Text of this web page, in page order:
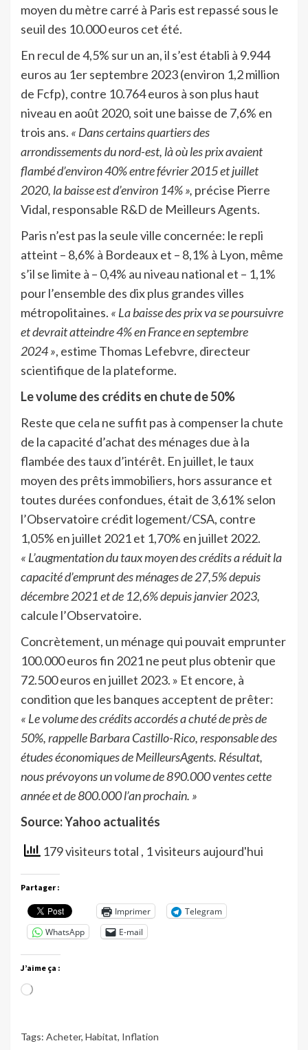
moyen du mètre carré à Paris est repassé sous le
seuil des 10.000 euros cet été.
En recul de 4,5% sur un an, il s’est établi à 9.944
euros au 1er septembre 2023 (environ 1,2 million
de Fcfp), contre 10.764 euros à son plus haut
niveau en août 2020, soit une baisse de 7,6% en
trois ans. « Dans certains quartiers des
arrondissements du nord-est, là où les prix avaient
flambé d’environ 40% entre février 2015 et juillet
2020, la baisse est d’environ 14% », précise Pierre
Vidal, responsable R&D de Meilleurs Agents.
Paris n’est pas la seule ville concernée: le repli
atteint – 8,6% à Bordeaux et – 8,1% à Lyon, même
s’il se limite à – 0,4% au niveau national et – 1,1%
pour l’ensemble des dix plus grandes villes
métropolitaines. « La baisse des prix va se poursuivre
et devrait atteindre 4% en France en septembre
2024 », estime Thomas Lefebvre, directeur
scientifique de la plateforme.
Le volume des crédits en chute de 50%
Reste que cela ne suffit pas à compenser la chute
de la capacité d’achat des ménages due à la
flambée des taux d’intérêt. En juillet, le taux
moyen des prêts immobiliers, hors assurance et
toutes durées confondues, était de 3,61% selon
l’Observatoire crédit logement/CSA, contre
1,05% en juillet 2021 et 1,70% en juillet 2022.
« L’augmentation du taux moyen des crédits a réduit la
capacité d’emprunt des ménages de 27,5% depuis
décembre 2021 et de 12,6% depuis janvier 2023,
calcule l’Observatoire.
Concrètement, un ménage qui pouvait emprunter
100.000 euros fin 2021 ne peut plus obtenir que
72.500 euros en juillet 2023. » Et encore, à
condition que les banques acceptent de prêter:
« Le volume des crédits accordés a chuté de près de
50%, rappelle Barbara Castillo-Rico, responsable des
études économiques de MeilleursAgents. Résultat,
nous prévoyons un volume de 890.000 ventes cette
année et de 800.000 l’an prochain. »
Source: Yahoo actualités
179 visiteurs total , 1 visiteurs aujourd'hui
Partager :
Imprimer
Telegram
WhatsApp
E-mail
J’aime ça :
Chargement…
Tags: Acheter, Habitat, Inflation